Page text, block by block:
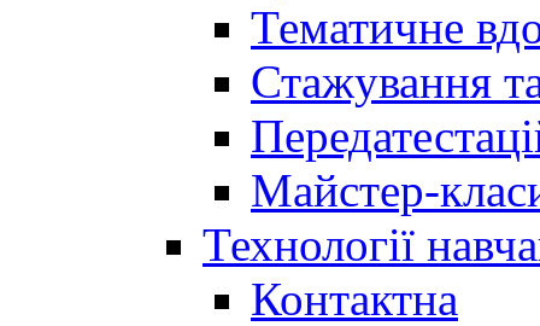
Тематичне
Стажування
Майстер-
Технології
Контактна